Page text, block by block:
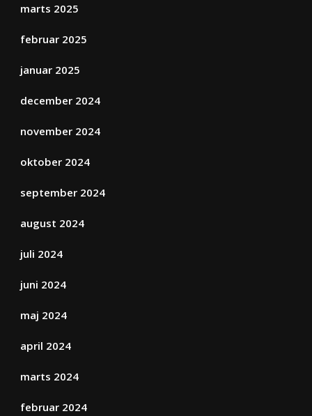
marts 2025
februar 2025
januar 2025
december 2024
november 2024
oktober 2024
september 2024
august 2024
juli 2024
juni 2024
maj 2024
april 2024
marts 2024
februar 2024